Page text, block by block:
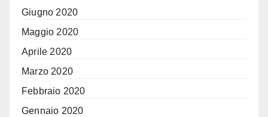
Giugno 2020
Maggio 2020
Aprile 2020
Marzo 2020
Febbraio 2020
Gennaio 2020